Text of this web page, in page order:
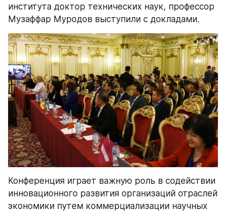
института доктор технических наук, профессор
Музаффар Муродов выступили с докладами.
Конференция играет важную роль в содействии
инновационного развития организаций отраслей
экономики путем коммерциализации научных